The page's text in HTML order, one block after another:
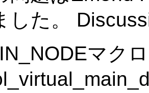
した。
マク